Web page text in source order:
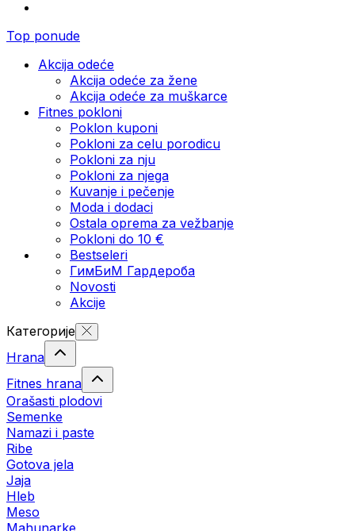
Top ponude
Akcija odeće
Akcija odeće za žene
Akcija odeće za muškarce
Fitnes pokloni
Poklon kuponi
Pokloni za celu porodicu
Pokloni za nju
Pokloni za njega
Kuvanje i pečenje
Moda i dodaci
Ostala oprema za vežbanje
Pokloni do 10 €
Bestseleri
ГимБиМ Гардeробa
Novosti
Akcije
Категорије
Hrana
Fitnes hrana
Orašasti plodovi
Semenke
Namazi i paste
Ribe
Gotova jela
Јаја
Hleb
Meso